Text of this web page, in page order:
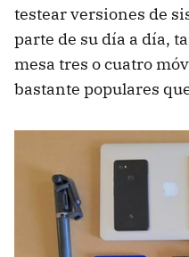
testear versiones de
parte de su día a día,
mesa tres o cuatro
bastante populares